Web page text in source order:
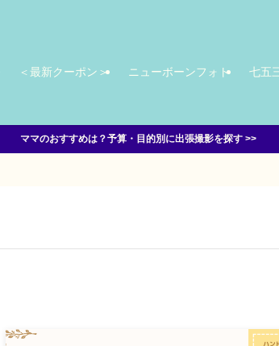
＜最新クーポン＞ ニューボーンフォト 七五
ママのおすすめは？予算・目的別に出張撮影を探す >>